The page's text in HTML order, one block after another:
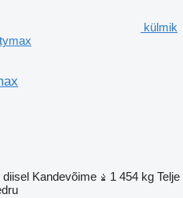
külmik
diisel Kandevõime 1 454 kg Telje